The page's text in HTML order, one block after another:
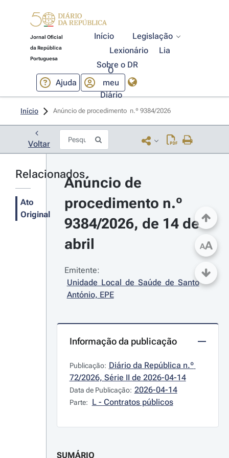
Jornal Oficial
da República
Portuguesa
Início
Legislação
Lexionário
Lia
Sobre o DR
Ajuda
O
meu
Diário
Início Anúncio de procedimento  n.º 9384/2026
Voltar
Relacionados
Ato
Original
Anúncio de
procedimento n.º
9384/2026, de 14 de
abril
Emitente:
Unidade Local de Saúde de Santo
António, EPE
Informação da publicação
Publicação: Diário da República n.º
72/2026, Série II de 2026-04-14
Data de Publicação: 2026-04-14
Parte: L - Contratos públicos
SUMÁRIO
AA